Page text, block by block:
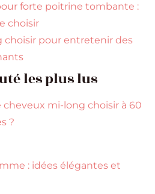
forte poitrine tombante :
choisir
choisir pour entretenir des
les plus lus
cheveux mi-long choisir à 60
?
: idées élégantes et